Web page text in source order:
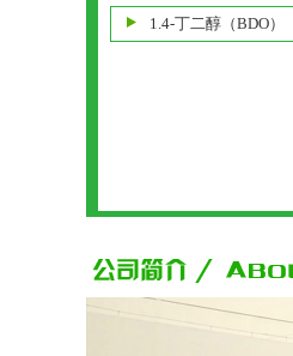
1.4-丁二醇（BDO）